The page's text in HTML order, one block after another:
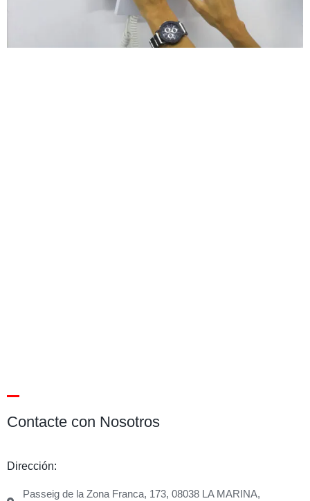
Contacte con Nosotros
Dirección:
Passeig de la Zona Franca, 173, 08038 LA MARINA,